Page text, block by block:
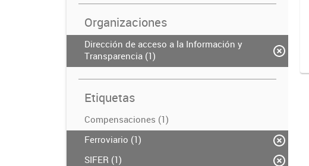
Organizaciones
Dirección de acceso a la Información y
Transparencia (1)
Etiquetas
Compensaciones (1)
Ferroviario (1)
SIFER (1)